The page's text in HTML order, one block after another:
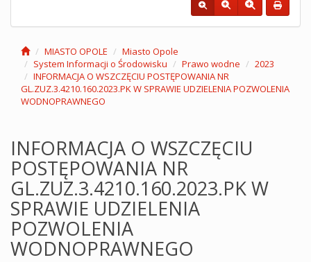
MIASTO OPOLE
Miasto Opole
System Informacji o Środowisku
Prawo wodne
2023
INFORMACJA O WSZCZĘCIU POSTĘPOWANIA NR
GL.ZUZ.3.4210.160.2023.PK W SPRAWIE UDZIELENIA POZWOLENIA
WODNOPRAWNEGO
INFORMACJA O WSZCZĘCIU
POSTĘPOWANIA NR
GL.ZUZ.3.4210.160.2023.PK W
SPRAWIE UDZIELENIA
POZWOLENIA
WODNOPRAWNEGO